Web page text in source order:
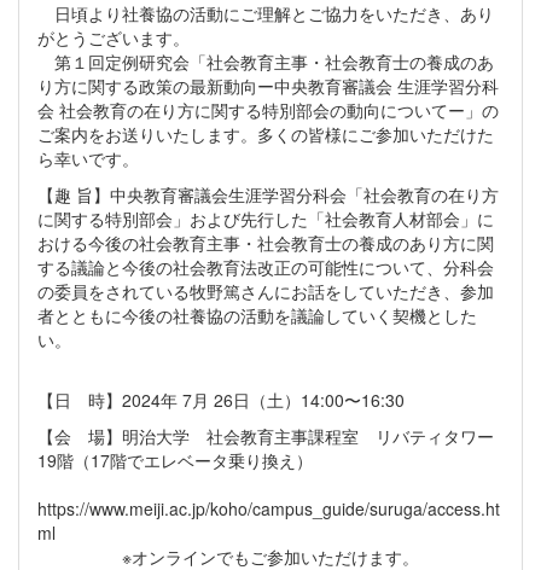
日頃より社養協の活動にご理解とご協力をいただき、あり
がとうございます。
第１回定例研究会「社会教育主事・社会教育⼠の養成のあ
り⽅に関する政策の最新動向ー中央教育審議会 ⽣涯学習分科
会 社会教育の在り⽅に関する特別部会の動向についてー」の
ご案内をお送りいたします。多くの皆様にご参加いただけた
ら幸いです。
【趣 旨】中央教育審議会⽣涯学習分科会「社会教育の在り⽅
に関する特別部会」および先⾏した「社会教育⼈材部会」に
おける今後の社会教育主事・社会教育⼠の養成のあり⽅に関
する議論と今後の社会教育法改正の可能性について、分科会
の委員をされている牧野篤さんにお話をしていただき、参加
者とともに今後の社養協の活動を議論していく契機とした
い。
【日 時】2024年 7月 26日（土）14:00〜16:30
【会 場】明治大学 社会教育主事課程室 リバティタワー
19階（17階でエレベータ乗り換え）
https://www.meiji.ac.jp/koho/campus_guide/suruga/access.ht
ml
※オンラインでもご参加いただけます。